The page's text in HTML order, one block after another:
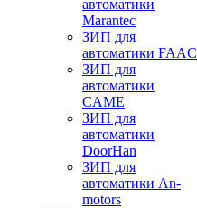
автоматики
Marantec
ЗИП для
автоматики FAAC
ЗИП для
автоматики
CAME
ЗИП для
автоматики
DoorHan
ЗИП для
автоматики An-
motors